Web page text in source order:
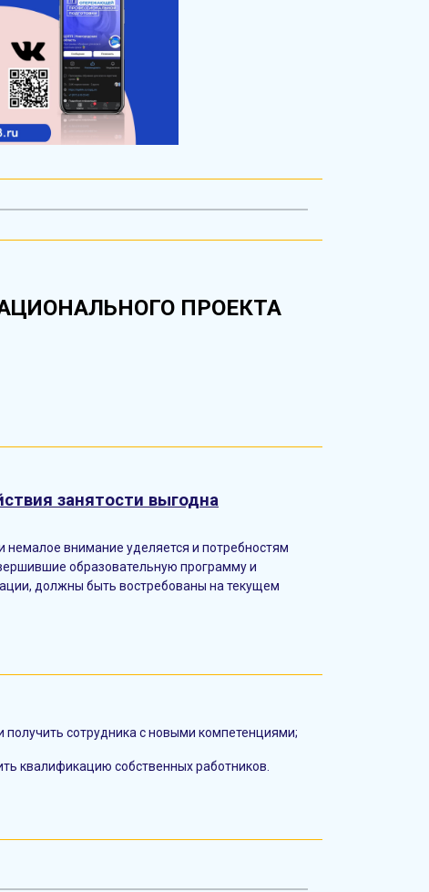
ПРОЕКТА
занятости выгодна
немалое внимание уделяется и потребностям
образовательную программу и
должны быть востребованы на текущем
получить сотрудника с новыми компетенциями;
квалификацию собственных работников.